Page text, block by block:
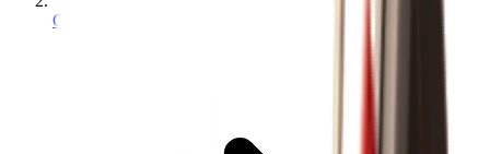
Gegenstände